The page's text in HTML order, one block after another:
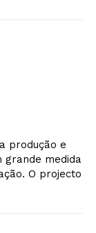
produção e
grande medida
O projecto